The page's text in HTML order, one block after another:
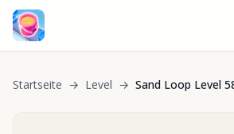
Startseite → Level → Sand Loop Level